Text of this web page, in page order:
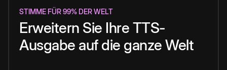
STIMME FÜR 99% DER WELT
Erweitern Sie Ihre TTS-
Ausgabe auf die ganze Welt